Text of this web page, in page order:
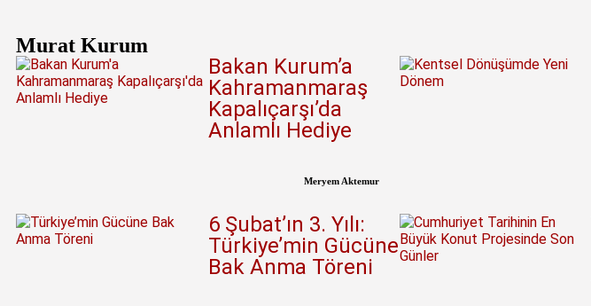
Murat Kurum
Bakan Kurum’a
Kahramanmaraş
Kapalıçarşı’da
Anlamlı Hediye
Meryem Aktemur
6 Şubat’ın 3. Yılı:
Türkiye’min Gücüne
Bak Anma Töreni